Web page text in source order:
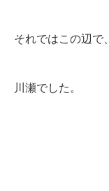
それではこの辺で、
川瀬でした。